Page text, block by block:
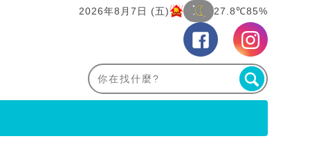
2026年8月7日 (五) 27.8℃85%